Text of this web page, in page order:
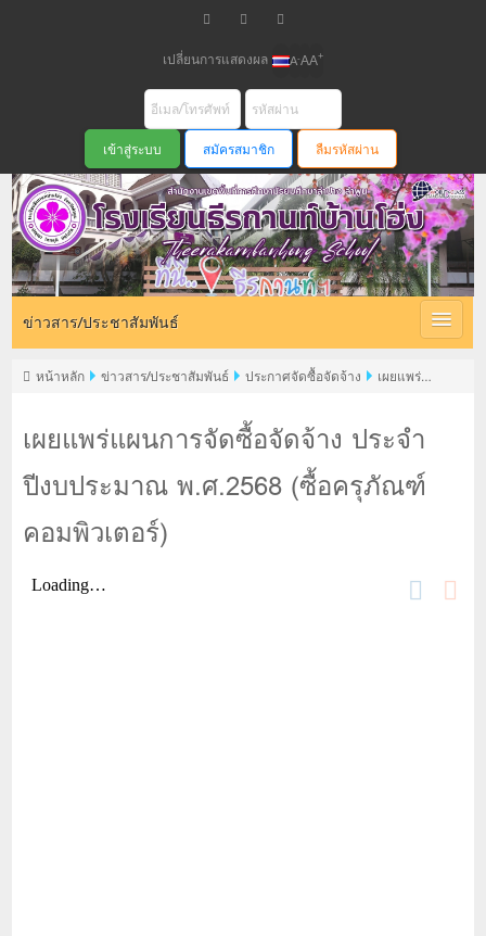
เปลี่ยนการแสดงผล A-AA+
สมัครสมาชิก ลืมรหัสผ่าน
ข่าวสาร/ประชาสัมพันธ์
เผยแพร่แผนการจัดซื้อจัดจ้าง ประจำ
ปีงบประมาณ พ.ศ.2568 (ซื้อครุภัณฑ์
คอมพิวเตอร์)
หน้าหลัก ข่าวสาร/ประชาสัมพันธ์ ประกาศจัดซื้อจัดจ้าง
เผยแพร่